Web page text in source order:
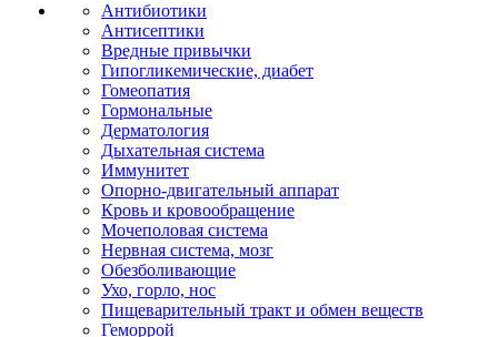
Антибиотики
Антисептики
Вредные привычки
Гипогликемические, диабет
Гомеопатия
Гормональные
Дерматология
Дыхательная система
Иммунитет
Опорно-двигательный аппарат
Кровь и кровообращение
Мочеполовая система
Нервная система, мозг
Обезболивающие
Ухо, горло, нос
Пищеварительный тракт и обмен веществ
Геморрой